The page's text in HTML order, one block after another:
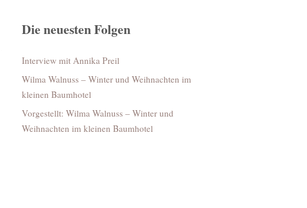
Die neuesten Folgen
Interview mit Annika Preil
Wilma Walnuss – Winter und Weihnachten im
kleinen Baumhotel
Vorgestellt: Wilma Walnuss – Winter und
Weihnachten im kleinen Baumhotel